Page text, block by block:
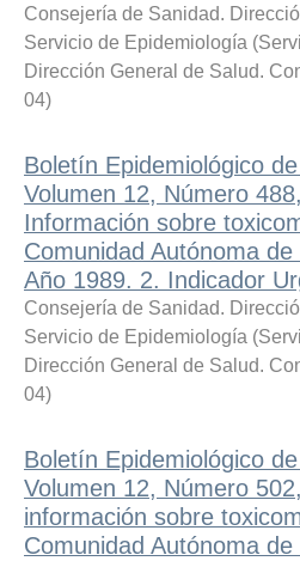
Consejería de Sanidad.
Servicio de Epidemiología (
Dirección General de Salud.
04)
Boletín Epidemiológico
Volumen 12, Número
Información sobre
Comunidad Autónoma
Año 1989. 2. Indicador
Consejería de Sanidad.
Servicio de Epidemiología (
Dirección General de Salud.
04)
Boletín Epidemiológico
Volumen 12, Número
información sobre
Comunidad Autónoma